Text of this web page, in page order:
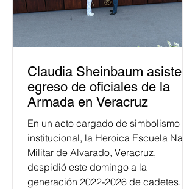
Claudia Sheinbaum asiste a
egreso de oficiales de la
Armada en Veracruz
En un acto cargado de simbolismo
institucional, la Heroica Escuela Naval
Militar de Alvarado, Veracruz,
despidió este domingo a la
generación 2022-2026 de cadetes.